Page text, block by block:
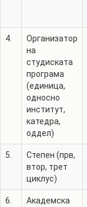
4.
Организатор
на
студиската
програма
(единица,
односно
институт,
катедра,
оддел)
5.
Степен (прв,
втор, трет
циклус)
6.
Академска